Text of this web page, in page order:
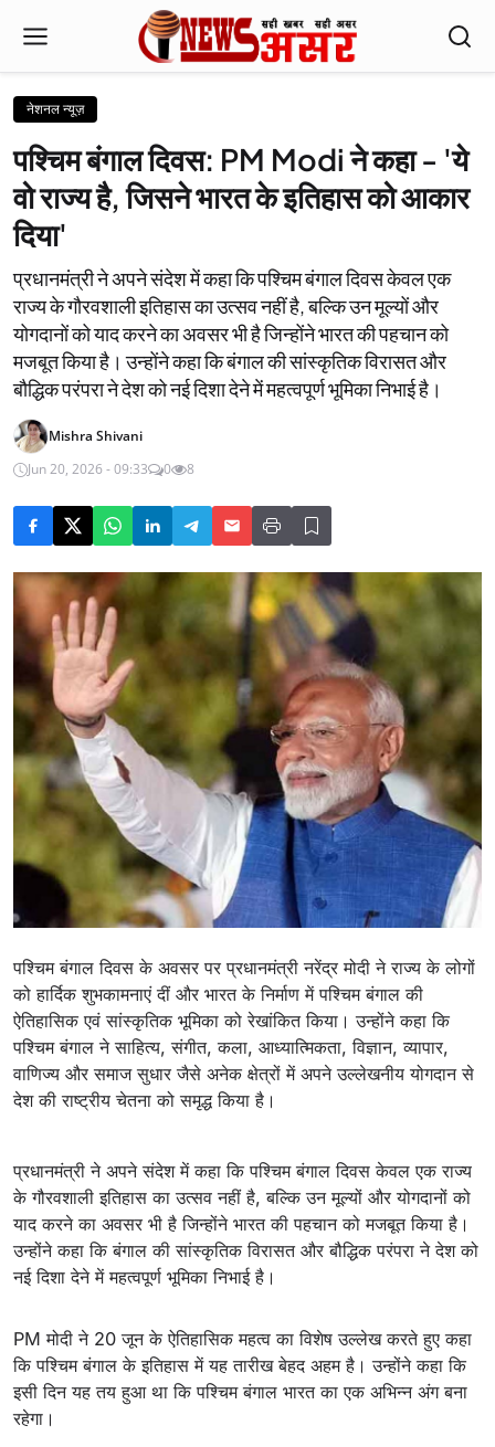
नेशनल न्यूज़
पश्चिम बंगाल दिवस: PM Modi ने कहा - 'ये
वो राज्य है, जिसने भारत के इतिहास को आकार
दिया'
प्रधानमंत्री ने अपने संदेश में कहा कि पश्चिम बंगाल दिवस केवल एक
राज्य के गौरवशाली इतिहास का उत्सव नहीं है, बल्कि उन मूल्यों और
योगदानों को याद करने का अवसर भी है जिन्होंने भारत की पहचान को
मजबूत किया है। उन्होंने कहा कि बंगाल की सांस्कृतिक विरासत और
बौद्धिक परंपरा ने देश को नई दिशा देने में महत्वपूर्ण भूमिका निभाई है।
Mishra Shivani
Jun 20, 2026 - 09:33
0 8
पश्चिम बंगाल दिवस के अवसर पर प्रधानमंत्री नरेंद्र मोदी ने राज्य के लोगों
को हार्दिक शुभकामनाएं दीं और भारत के निर्माण में पश्चिम बंगाल की
ऐतिहासिक एवं सांस्कृतिक भूमिका को रेखांकित किया। उन्होंने कहा कि
पश्चिम बंगाल ने साहित्य, संगीत, कला, आध्यात्मिकता, विज्ञान, व्यापार,
वाणिज्य और समाज सुधार जैसे अनेक क्षेत्रों में अपने उल्लेखनीय योगदान से
देश की राष्ट्रीय चेतना को समृद्ध किया है।
प्रधानमंत्री ने अपने संदेश में कहा कि पश्चिम बंगाल दिवस केवल एक राज्य
के गौरवशाली इतिहास का उत्सव नहीं है, बल्कि उन मूल्यों और योगदानों को
याद करने का अवसर भी है जिन्होंने भारत की पहचान को मजबूत किया है।
उन्होंने कहा कि बंगाल की सांस्कृतिक विरासत और बौद्धिक परंपरा ने देश को
नई दिशा देने में महत्वपूर्ण भूमिका निभाई है।
PM मोदी ने 20 जून के ऐतिहासिक महत्व का विशेष उल्लेख करते हुए कहा
कि पश्चिम बंगाल के इतिहास में यह तारीख बेहद अहम है। उन्होंने कहा कि
इसी दिन यह तय हुआ था कि पश्चिम बंगाल भारत का एक अभिन्न अंग बना
रहेगा।